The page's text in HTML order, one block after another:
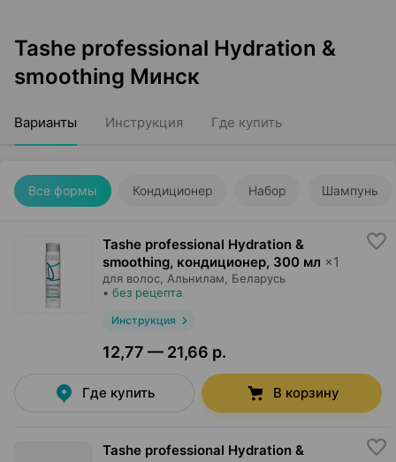
Tashe professional Hydration &
smoothing Минск
Варианты Инструкция Где купить
Все формы Кондиционер Набор Шампунь
Tashe professional Hydration &
smoothing, кондиционер, 300 мл ×1
для волос, Альнилам , Беларусь
• без рецепта
Инструкция
12,77 — 21,66 р.
Где купить В корзину
Tashe professional Hydration &